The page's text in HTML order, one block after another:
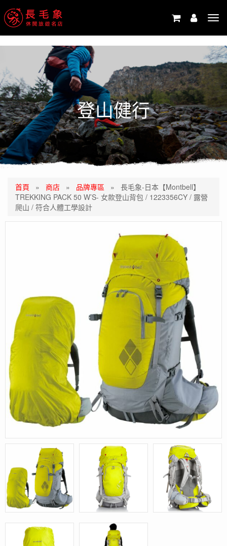
登山健行
首頁 » 商店 » 品牌專區 » 長毛象-日本【Montbell】
TREKKING PACK 50 W’S- 女款登山背包 / 1223356CY / 露營
爬山 / 符合人體工學設計